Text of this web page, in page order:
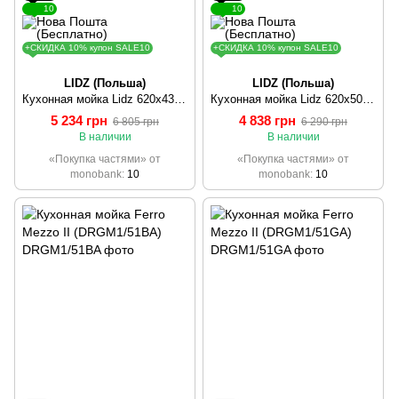
10
+СКИДКА 10% купон SALE10
LIDZ (Польша)
5 234 грн 6 805 грн
В наличии
«Покупка частями» от
monobank 10
10
+СКИДКА 10% купон SALE10
LIDZ (Польша)
4 838 грн 6 290 грн
В наличии
«Покупка частями» от
monobank 10